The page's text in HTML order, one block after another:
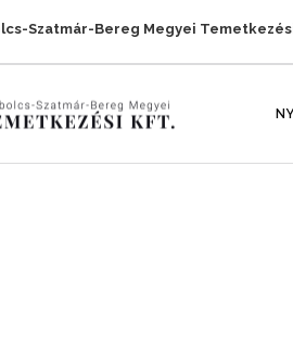
Szatmár-Bereg Megyei